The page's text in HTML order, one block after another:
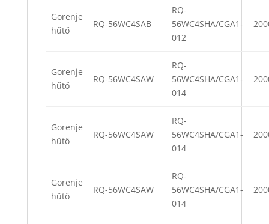
Gorenje
hűtő
RQ-56WC4SAB
RQ-
56WC4SHA/CGA1-
012
Gorenje
hűtő
RQ-56WC4SAW
RQ-
56WC4SHA/CGA1-
014
Gorenje
hűtő
RQ-56WC4SAW
RQ-
56WC4SHA/CGA1-
014
Gorenje
hűtő
RQ-56WC4SAW
RQ-
56WC4SHA/CGA1-
014